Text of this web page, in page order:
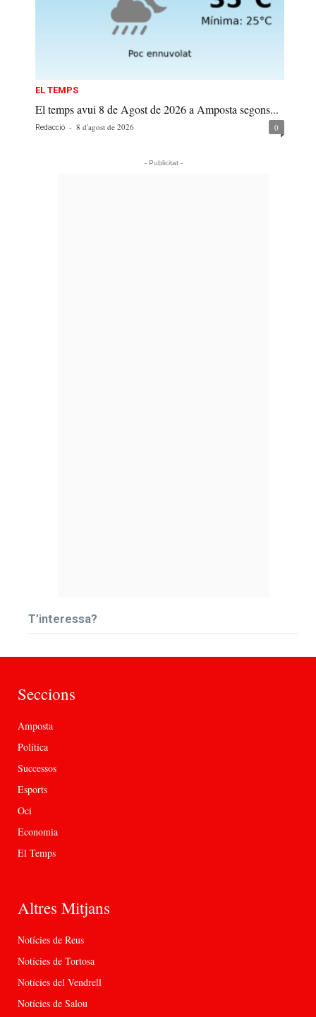
EL TEMPS
El temps avui 8 de Agost de 2026 a Amposta segons...
Redacció - 8 d'agost de 2026 0
- Publicitat -
T’interessa?
Seccions
Amposta
Política
Successos
Esports
Oci
Economia
El Temps
Altres Mitjans
Notícies de Reus
Notícies de Tortosa
Notícies del Vendrell
Notícies de Salou